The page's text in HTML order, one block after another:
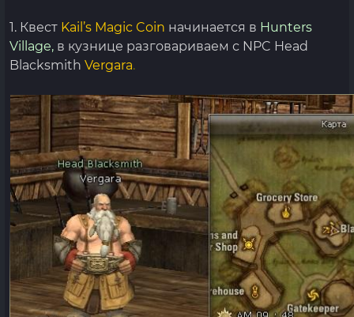
1. Квест Kail’s Magic Coin начинается в Hunters
Village, в кузнице разговариваем с NPC Head
Blacksmith Vergara.